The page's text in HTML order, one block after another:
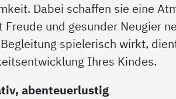
Dabei schaffen sie eine
und gesunder Neugier
spielerisch wirkt,
Ihres Kindes.
abenteuerlustig